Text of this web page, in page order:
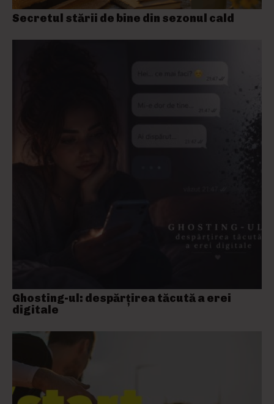
Secretul stării de bine din sezonul cald
Ghosting-ul: despărțirea tăcută a erei
digitale